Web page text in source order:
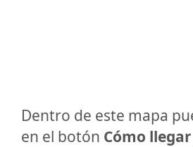
Dentro de este mapa
en el botón Cómo llegar